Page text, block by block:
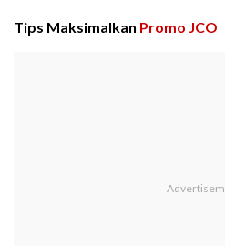
Tips Maksimalkan Promo JCO